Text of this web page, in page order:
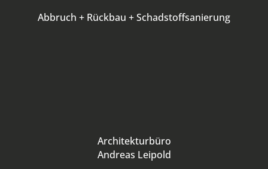
Abbruch + Rückbau + Schadstoffsanierung
Architekturbüro
Andreas Leipold